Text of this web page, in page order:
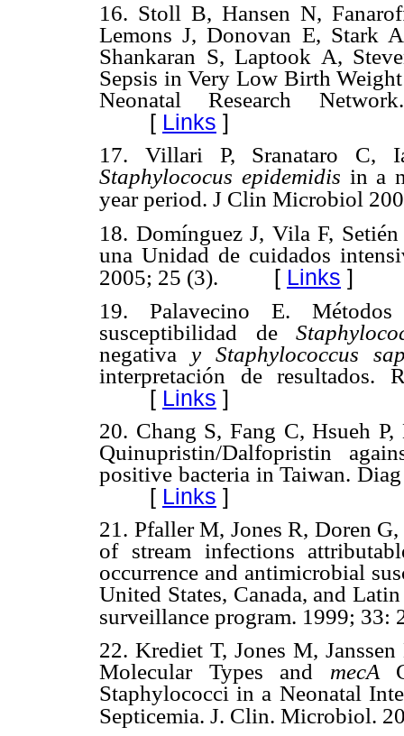
16. Stoll B, Hansen N,
Lemons J, Donovan E, Stark
Shankaran S, Laptook A,
Sepsis in Very Low Birth
Neonatal Research
[ Links ]
17. Villari P, Sranataro C,
Staphylococus epidemidis in a
year period. J Clin Microbiol
18. Domínguez J, Vila F,
una Unidad de cuidados
2005; 25 (3).
[ Links ]
19. Palavecino E.
susceptibilidad de
negativa y Staphylococcus
interpretación de resultados.
[ Links ]
20. Chang S, Fang C, Hsueh
Quinupristin/Dalfopristin
positive bacteria in Taiwan.
[ Links ]
21. Pfaller M, Jones R, Doren
of stream infections
occurrence and antimicrobial
United States, Canada, and
surveillance program. 1999; 33:
22.Krediet T, Jones M,
Molecular Types and mecA
Staphylococci in a Neonatal
Septicemia. J. Clin. Microbiol.